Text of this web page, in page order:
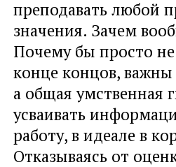
преподавать любой
значения. Зачем
Почему бы просто не
конце концов,
а общая умственная
усваивать
работу, в идеале в
Отказываясь от